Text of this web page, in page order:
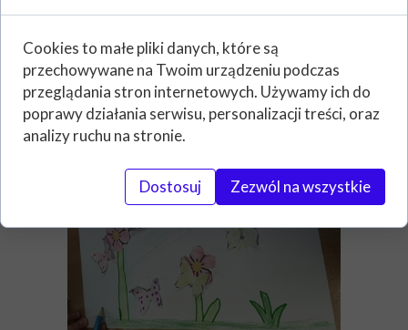
Cookies to małe pliki danych, które są
przechowywane na Twoim urządzeniu podczas
przeglądania stron internetowych. Używamy ich do
poprawy działania serwisu, personalizacji treści, oraz
analizy ruchu na stronie.
Dostosuj Zezwól na wszystkie